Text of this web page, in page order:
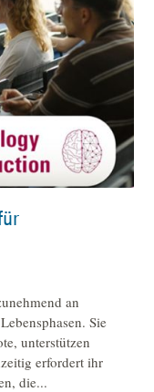
an
Sie
unterstützen
erfordert ihr
die